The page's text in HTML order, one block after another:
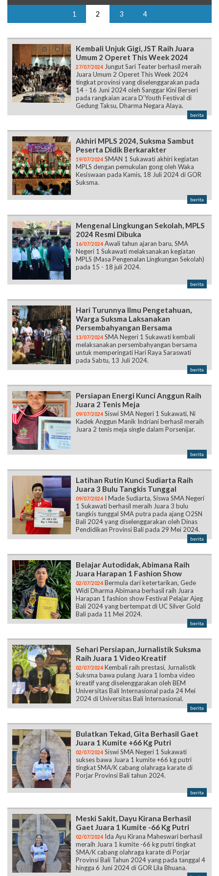
1 2 3 4
Kembali Unjuk Gigi, JST Raih Juara
Umum 2 Operet This Week 2024
27/07/2024 Jungut Sari Teater berhasil meraih
Juara Umum 2 Operet This Week 2024
tingkat provinsi yang diselenggarakan pada
14 - 16 Juni 2024 oleh Sanggar Kini Berseri
pada rangkaian acara D’Youth Festival di
Gedung Taksu, Dharma Negara Alaya.
berita
Akhiri MPLS 2024, Suksma Sambut
Peserta Didik Berkarakter
19/07/2024 SMAN 1 Sukawati akhiri kegiatan
MPLS dengan pemukulan gong oleh Waka
Kesiswaan pada Kamis, 18 Juli 2024 di GOR
Suksma.
berita
Mengenal Lingkungan Sekolah, MPLS
2024 Resmi Dibuka
16/07/2024 Awali tahun ajaran baru, SMA
Negeri 1 Sukawati melaksanakan kegiatan
MPLS (Masa Pengenalan Lingkungan Sekolah)
pada 15 - 18 juli 2024.
berita
Hari Turunnya Ilmu Pengetahuan,
Warga Suksma Laksanakan
Persembahyangan Bersama
13/07/2024 SMA Negeri 1 Sukawati kembali
melaksanakan persembahyangan bersama
untuk memperingati Hari Raya Saraswati
pada Sabtu, 13 Juli 2024.
berita
Persiapan Energi Kunci Anggun Raih
Juara 2 Tenis Meja
09/07/2024 Siswi SMA Negeri 1 Sukawati, Ni
Kadek Anggun Manik Indriani berhasil meraih
Juara 2 tenis meja single dalam Porsenijar.
berita
Latihan Rutin Kunci Sudiarta Raih
Juara 3 Bulu Tangkis Tunggal
09/07/2024 I Made Sudiarta, Siswa SMA Negeri
1 Sukawati berhasil meraih Juara 3 bulu
tangkis tunggal SMA putra pada ajang O2SN
Bali 2024 yang diselenggarakan oleh Dinas
Pendidikan Provinsi Bali pada 29 Mei 2024.
berita
Belajar Autodidak, Abimana Raih
Juara Harapan 1 Fashion Show
02/07/2024 Bermula dari ketertarikan, Gede
Widi Dharma Abimana berhasil raih Juara
Harapan 1 fashion show Festival Pelajar Ajeg
Bali 2024 yang bertempat di UC Silver Gold
Bali pada 11 Mei 2024.
berita
Sehari Persiapan, Jurnalistik Suksma
Raih Juara 1 Video Kreatif
02/07/2024 Kembali raih prestasi, Jurnalistik
Suksma bawa pulang Juara 1 lomba video
kreatif yang diselenggarakan oleh BEM
Universitas Bali Internasional pada 24 Mei
2024 di Universitas Bali Internasional.
berita
Bulatkan Tekad, Gita Berhasil Gaet
Juara 1 Kumite +66 Kg Putri
02/07/2024 Siswi SMA Negeri 1 Sukawati
sukses bawa Juara 1 kumite +66 kg putri
tingkat SMA/K cabang olahraga karate di
Porjar Provinsi Bali tahun 2024.
berita
Meski Sakit, Dayu Kirana Berhasil
Gaet Juara 1 Kumite -66 Kg Putri
02/07/2024 Ida Ayu Kirana Maheswari berhasil
meraih Juara 1 kumite -66 kg putri tingkat
SMA/K cabang olahraga karate di Porjar
Provinsi Bali Tahun 2024 yang pada tanggal 4
hingga 6 Juni 2024 di GOR Lila Bhuana.